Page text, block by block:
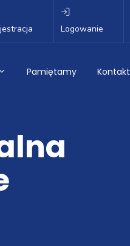
Logowanie
Pamiętamy Kontakt